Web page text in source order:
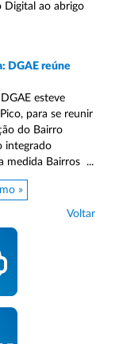
Digital ao abrigo
DGAE reúne
esteve
para se reunir
do Bairro
integrado
medida Bairros ...
»
Voltar